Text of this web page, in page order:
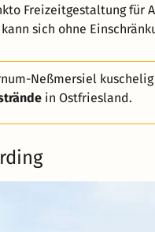
Freizeitgestaltung für
sich ohne
Neßmersiel
in Ostfriesland.